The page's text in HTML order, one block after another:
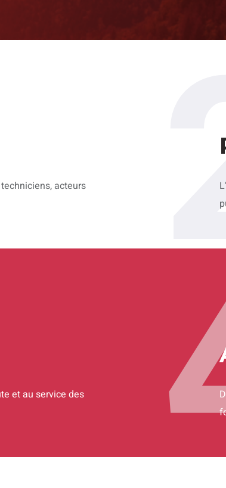
acteurs
et au service des